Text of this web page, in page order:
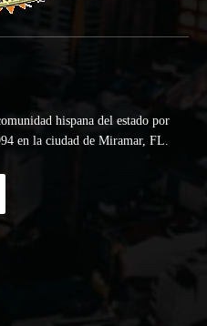
hispana del estado por
en la ciudad de Miramar, FL.